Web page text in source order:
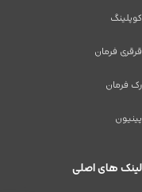
کوپلینگ
قرقری فرمان
رک فرمان
پینیون
لینک های اصلی